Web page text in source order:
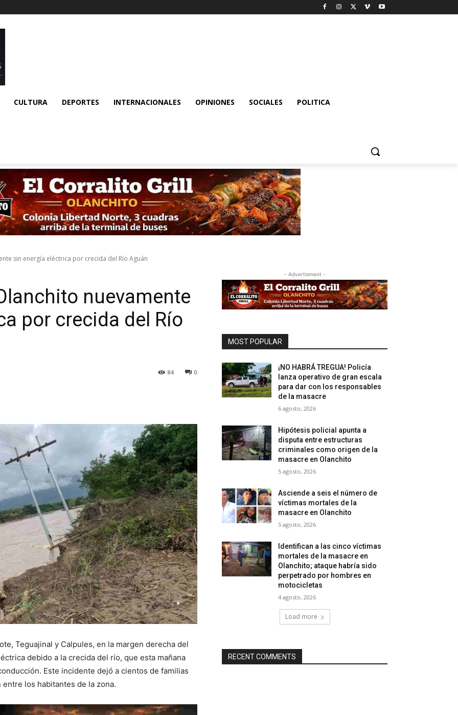
CULTURA DEPORTES INTERNACIONALES OPINIONES SOCIALES POLITICA
sin energía eléctrica por crecida del Río Aguán
nuevamente
por crecida del Río
0
84
Teguajinal y Calpules, en la margen derecha del
debido a la crecida del río, que esta mañana
Este incidente dejó a cientos de familias
los habitantes de la zona.
- Advertisment -
MOST POPULAR
¡NO HABRÁ TREGUA! Policía
lanza operativo de gran escala
para dar con los responsables
de la masacre
6 agosto, 2026
Hipótesis policial apunta a
disputa entre estructuras
criminales como origen de la
masacre en Olanchito
5 agosto, 2026
Asciende a seis el número de
víctimas mortales de la
masacre en Olanchito
5 agosto, 2026
Identifican a las cinco víctimas
mortales de la masacre en
Olanchito; ataque habría sido
perpetrado por hombres en
motocicletas
4 agosto, 2026
Load more
RECENT COMMENTS